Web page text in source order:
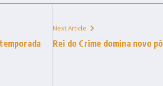
Next Article
Rei do Crime domina novo